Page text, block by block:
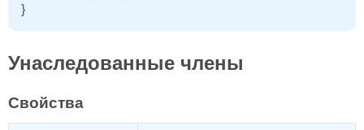
Унаследованные члены
Свойства